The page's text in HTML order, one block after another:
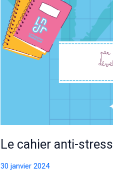
Le cahier anti-
30 janvier 2024